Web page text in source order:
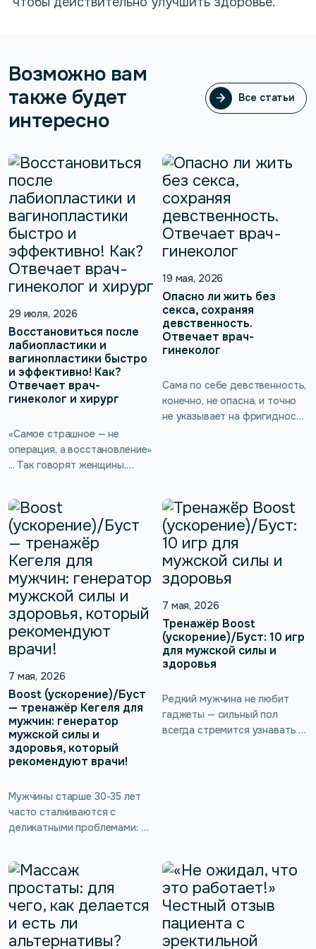
Возможно вам
также будет
интересно
Все статьи
Все статьи
29 июля, 2026
Восстановиться после
лабиопластики и
вагинопластики быстро
и эффективно! Как?
Отвечает врач-
гинеколог и хирург
«Самое страшное — не
операция, а восстановление»
... Так говорят женщины,
лабиопластику или
вагинопластику. Не повлияет
ли операция на
чувствительность? И можно
ли помочь организму
восстановиться быстрее?
Вместе с врачом-
гинекологом и хирургом
разбираем самые тревожные
вопросы, которые возникают
до и после интимной
19 мая, 2026
Опасно ли жить без
секса, сохраняя
девственность.
Отвечает врач-
гинеколог
Сама по себе девственность,
конечно, не опасна, и точно
не указывает на фригидность
Врач-гинеколог подробнее
расскажет о женской
сексуальности, а также о
тренажёре kGoal Boost
(ускорение)/Буст, который
помогает выполнять
упражнения Кегеля без
введения вагинального
зонда.
7 мая, 2026
Boost (ускорение)/Буст
— тренажёр Кегеля для
мужчин: генератор
мужской силы и
здоровья, который
рекомендуют врачи!
Мужчины старше 30-35 лет
часто сталкиваются с
деликатными проблемами: от
туалет и недержания до
снижения либидо и
эректильной дисфункции. Но
мало кто знает, что многие
нарушения в интимной сфере
можно предотвратить и
7 мая, 2026
Тренажёр Boost
(ускорение)/Буст: 10 игр
для мужской силы и
здоровья
Редкий мужчина не любит
гаджеты — сильный пол
всегда стремится узнавать и
Интеллектуальный тренажёр
для интимных мышц kGoal
Boost (ускорение)/Буст
обратной биологической